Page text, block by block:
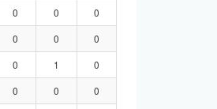
0 0
0
0 0
0
0 1
0
0 0
0